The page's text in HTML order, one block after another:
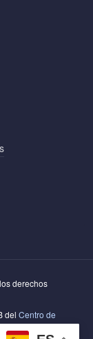
derechos
del Centro de
y Ciencias